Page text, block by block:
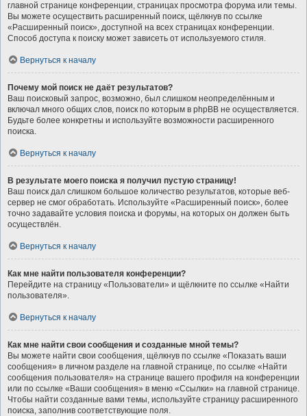
главной странице конференции, страницах просмотра форума или темы.
Вы можете осуществить расширенный поиск, щёлкнув по ссылке
«Расширенный поиск», доступной на всех страницах конференции.
Способ доступа к поиску может зависеть от используемого стиля.
Вернуться к началу
Почему мой поиск не даёт результатов?
Ваш поисковый запрос, возможно, был слишком неопределённым и
включал много общих слов, поиск по которым в phpBB не осуществляется.
Будьте более конкретны и используйте возможности расширенного
поиска.
Вернуться к началу
В результате моего поиска я получил пустую страницу!
Ваш поиск дал слишком большое количество результатов, которые веб-
сервер не смог обработать. Используйте «Расширенный поиск», более
точно задавайте условия поиска и форумы, на которых он должен быть
осуществлён.
Вернуться к началу
Как мне найти пользователя конференции?
Перейдите на страницу «Пользователи» и щёлкните по ссылке «Найти
пользователя».
Вернуться к началу
Как мне найти свои сообщения и созданные мной темы?
Вы можете найти свои сообщения, щёлкнув по ссылке «Показать ваши
сообщения» в личном разделе на главной странице, по ссылке «Найти
сообщения пользователя» на странице вашего профиля на конференции
или по ссылке «Ваши сообщения» в меню «Ссылки» на главной странице.
Чтобы найти созданные вами темы, используйте страницу расширенного
поиска, заполнив соответствующие поля.